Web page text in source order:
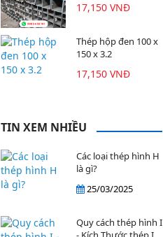
17,150 VNĐ
Thép hộp đen 100 x
150 x 3.2
17,150 VNĐ
TIN XEM NHIỀU
Các loại thép hình H
là gì?
25/03/2025
Quy cách thép hình I